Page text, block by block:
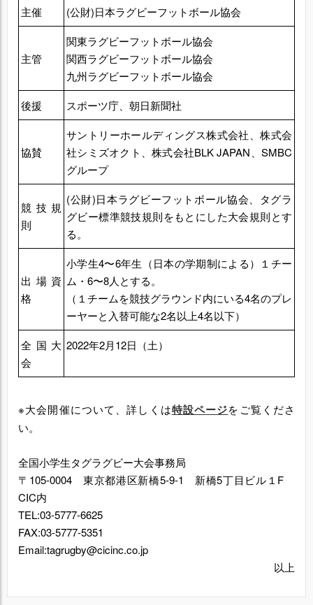
主催
(公財)日本ラグビーフットボール協会
主管
関東ラグビーフットボール協会
関西ラグビーフットボール協会
九州ラグビーフットボール協会
後援
スポーツ庁、朝日新聞社
協賛
サントリーホールディングス株式会社、株式会
社シミズオクト、株式会社BLK JAPAN、SMBC
グループ
競技規
則
(公財)日本ラグビーフットボール協会、タグラ
グビー標準競技規則をもとにした大会規則とす
る。
出場資
格
小学生4〜6年生（日本の学期制による）１チー
ム・6〜8人とする。
（１チームを競技グラウンド内にいる4名のプレ
ーヤーと入替可能な2名以上4名以下）
全国大
会
2022年2月12日（土）
※大会開催について、詳しくは特設ページをご覧くださ
い。
全国小学生タグラグビー大会事務局
〒105-0004 東京都港区新橋5-9-1 新橋5丁目ビル１F
CIC内
TEL:03-5777-6625
FAX:03-5777-5351
Email:tagrugby@cicinc.co.jp
以上